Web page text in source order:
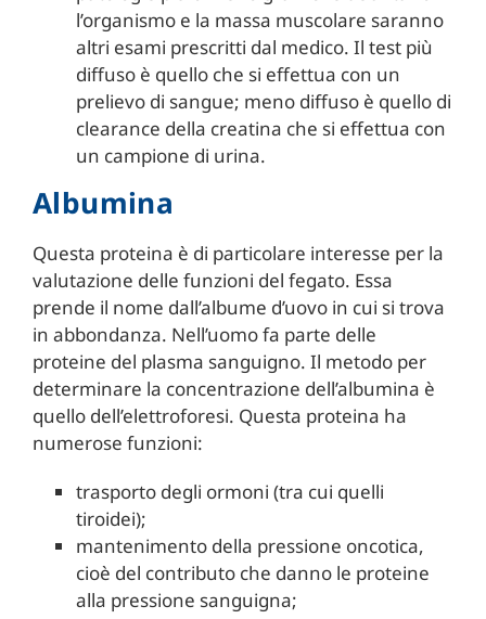
l’organismo e la massa muscolare saranno
altri esami prescritti dal medico. Il test più
diffuso è quello che si effettua con un
prelievo di sangue; meno diffuso è quello di
clearance della creatina che si effettua con
un campione di urina.
Albumina
Questa proteina è di particolare interesse per la
valutazione delle funzioni del fegato. Essa
prende il nome dall’albume d’uovo in cui si trova
in abbondanza. Nell’uomo fa parte delle
proteine del plasma sanguigno. Il metodo per
determinare la concentrazione dell’albumina è
quello dell’elettroforesi. Questa proteina ha
numerose funzioni:
trasporto degli ormoni (tra cui quelli
tiroidei);
mantenimento della pressione oncotica,
cioè del contributo che danno le proteine
alla pressione sanguigna;